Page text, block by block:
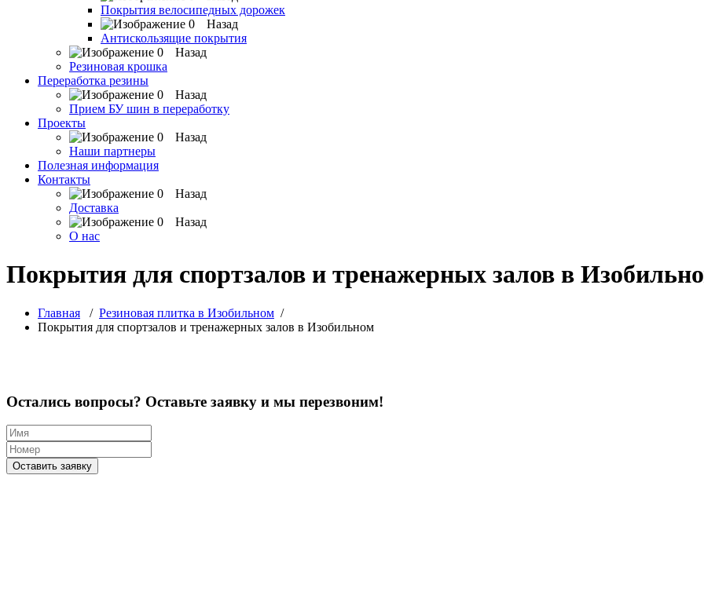
Покрытия велосипедных дорожек
Назад
Антискользящие покрытия
Назад
Резиновая крошка
Переработка резины
Назад
Прием БУ шин в переработку
Проекты
Назад
Наши партнеры
Полезная информация
Контакты
Назад
Доставка
Назад
О нас
Покрытия для спортзалов и тренажерных залов в
Главная / Резиновая плитка в Изобильном /
Покрытия для спортзалов и тренажерных залов в Изобильном
Остались вопросы? Оставьте заявку и мы перезвоним!
Оставить заявку